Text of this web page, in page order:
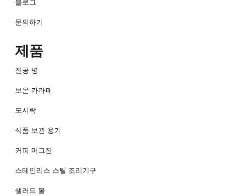
블로그
문의하기
제품
진공 병
보온 카라페
도시락
식품 보관 용기
커피 머그잔
스테인리스 스틸 조리기구
샐러드 볼